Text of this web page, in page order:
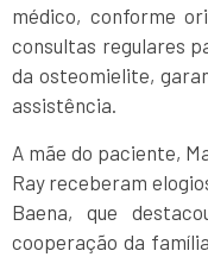
médico, conforme
consultas regulares
da osteomielite,
assistência.
A mãe do paciente,
Ray receberam
Baena, que
cooperação da